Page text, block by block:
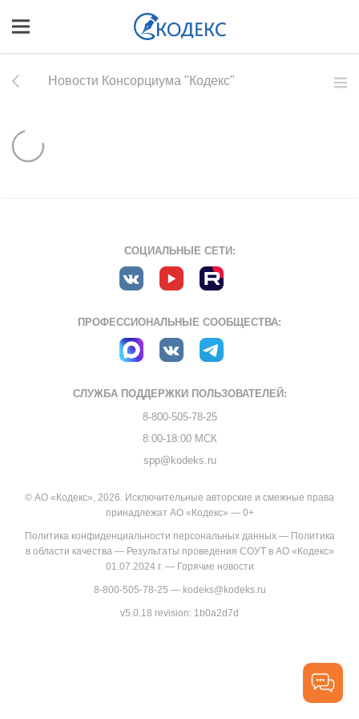
Новости Консорциума "Кодекс"
СОЦИАЛЬНЫЕ СЕТИ:
ПРОФЕССИОНАЛЬНЫЕ СООБЩЕСТВА:
СЛУЖБА ПОДДЕРЖКИ ПОЛЬЗОВАТЕЛЕЙ:
8-800-505-78-25
8:00-18:00 МСК
spp@kodeks.ru
© АО «Кодекс», 2026. Исключительные авторские и смежные права
принадлежат АО «Кодекс» — 0+
Политика конфиденциальности персональных данных— Политика
в области качества— Результаты проведения СОУТ в АО «Кодекс»
01.07.2024 г.— Горячие новости
8-800-505-78-25 — kodeks@kodeks.ru
v5.0.18 revision: 1b0a2d7d